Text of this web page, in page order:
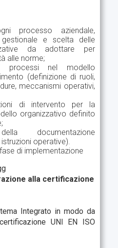
processo aziendale,
gestionale e scelta delle
da adottare per
alle norme;
processi nel modello
(definizione di ruoli,
meccanismi operativi,
di intervento per la
organizzativo definito
documentazione
operative).
di implementazione
alla certificazione
Integrato in modo da
UNI EN ISO